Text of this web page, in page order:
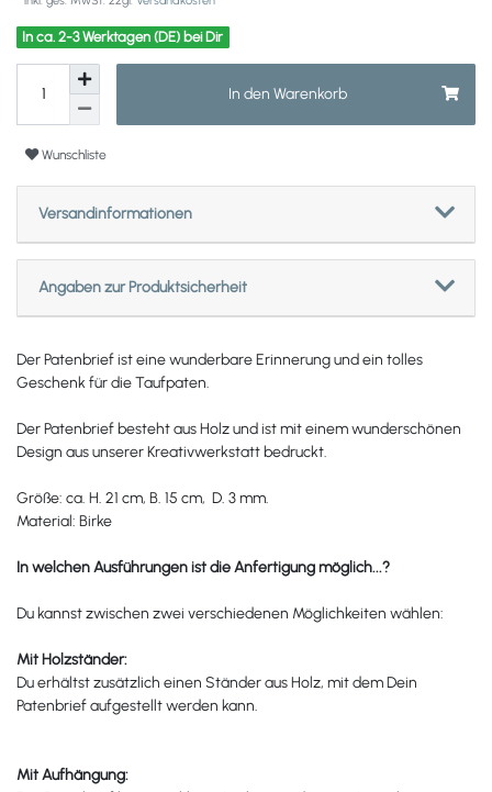
In ca. 2-3 Werktagen (DE) bei Dir
In den Warenkorb
Wunschliste
Versandinformationen
Angaben zur Produktsicherheit
Der Patenbrief ist eine wunderbare Erinnerung und ein tolles
Geschenk für die Taufpaten.
Der Patenbrief besteht aus Holz und ist mit einem wunderschönen
Design aus unserer Kreativwerkstatt bedruckt.
Größe: ca. H. 21 cm, B. 15 cm, D. 3 mm.
Material: Birke
In welchen Ausführungen ist die Anfertigung möglich...?
Du kannst zwischen zwei verschiedenen Möglichkeiten wählen:
Mit Holzständer:
Du erhältst zusätzlich einen Ständer aus Holz, mit dem Dein
Patenbrief aufgestellt werden kann.
Mit Aufhängung: